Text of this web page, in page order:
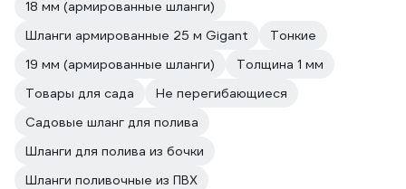
18 мм (армированные шланги)
Шланги армированные 25 м Gigant
Тонкие
19 мм (армированные шланги)
Толщина 1 мм
Товары для сада
Не перегибающиеся
Садовые шланг для полива
Шланги для полива из бочки
Шланги поливочные из ПВХ